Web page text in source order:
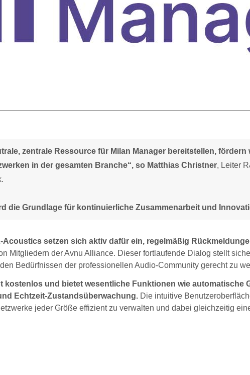
zentrale Ressource für Milan Manager bereitstellen,
in der gesamten Branche“, so Matthias Christner, Leiter
die Grundlage für kontinuierliche Zusammenarbeit und
setzen sich aktiv dafür ein, regelmäßig
Mitgliedern der Avnu Alliance. Dieser fortlaufende Dialog stellt
Bedürfnissen der professionellen Audio-Community gerecht zu
kostenlos und bietet wesentliche Funktionen wie automatische
Echtzeit-Zustandsüberwachung. Die intuitive
jeder Größe effizient zu verwalten und dabei gleichzeitig